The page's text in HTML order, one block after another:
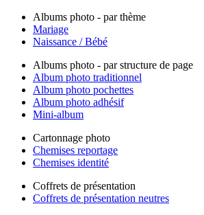
Albums photo - par thème
Mariage
Naissance / Bébé
Albums photo - par structure de page
Album photo traditionnel
Album photo pochettes
Album photo adhésif
Mini-album
Cartonnage photo
Chemises reportage
Chemises identité
Coffrets de présentation
Coffrets de présentation neutres